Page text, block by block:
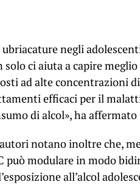
ubriacature negli
solo ci aiuta a capire
ad alte concentrazioni
efficaci per il
di alcol», ha
notano inoltre che,
può modulare in modo
all’alcol